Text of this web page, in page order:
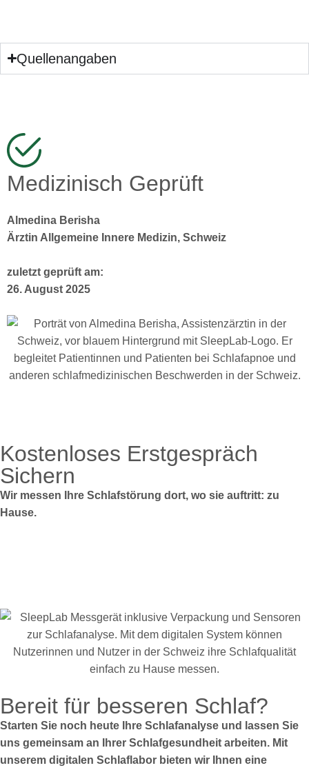
Quellenangaben
Medizinisch Geprüft
Almedina Berisha
Ärztin Allgemeine Innere Medizin, Schweiz
zuletzt geprüft am:
26. August 2025
Kostenloses Erstgespräch
Sichern
Wir messen Ihre Schlafstörung dort, wo sie auftritt: zu
Hause.
Bereit für besseren Schlaf?
Starten Sie noch heute Ihre Schlafanalyse und lassen Sie
uns gemeinsam an Ihrer Schlafgesundheit arbeiten. Mit
unserem digitalen Schlaflabor bieten wir Ihnen eine